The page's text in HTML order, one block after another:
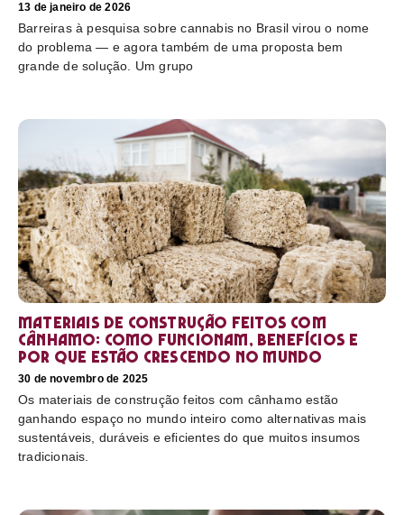
13 de janeiro de 2026
Barreiras à pesquisa sobre cannabis no Brasil virou o nome
do problema — e agora também de uma proposta bem
grande de solução. Um grupo
Materiais de construção feitos com
cânhamo: como funcionam, benefícios e
por que estão crescendo no mundo
30 de novembro de 2025
Os materiais de construção feitos com cânhamo estão
ganhando espaço no mundo inteiro como alternativas mais
sustentáveis, duráveis e eficientes do que muitos insumos
tradicionais.